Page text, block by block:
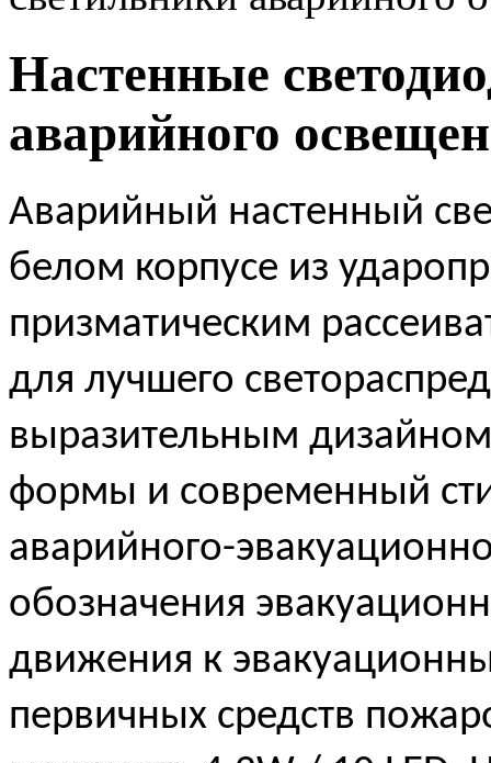
Настенные
аварийного
Аварийный настенный
белом корпусе из
призматическим
для лучшего
выразительным
формы и современный
аварийного-
обозначения
движения к
первичных средств